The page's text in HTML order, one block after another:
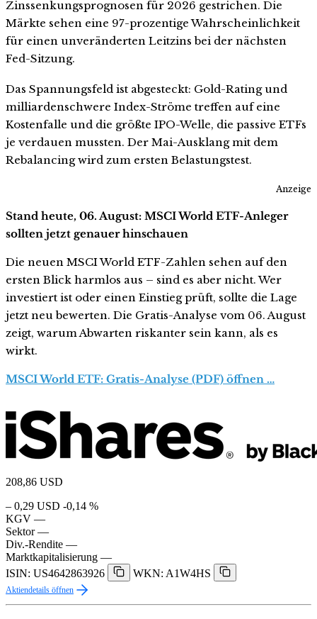
Zinssenkungsprognosen für 2026 gestrichen. Die
Märkte sehen eine 97-prozentige Wahrscheinlichkeit
für einen unveränderten Leitzins bei der nächsten
Fed-Sitzung.
Das Spannungsfeld ist abgesteckt: Gold-Rating und
milliardenschwere Index-Ströme treffen auf eine
Kostenfalle und die größte IPO-Welle, die passive ETFs
je verdauen mussten. Der Mai-Ausklang mit dem
Rebalancing wird zum ersten Belastungstest.
Anzeige
Stand heute, 06. August: MSCI World ETF-Anleger
sollten jetzt genauer hinschauen
Die neuen MSCI World ETF-Zahlen sehen auf den
ersten Blick harmlos aus – sind es aber nicht. Wer
investiert ist oder einen Einstieg prüft, sollte die Lage
jetzt neu bewerten. Die Gratis-Analyse vom 06. August
zeigt, warum Abwarten riskanter sein kann, als es
wirkt.
MSCI World ETF: Gratis-Analyse (PDF) öffnen …
208,86 USD
– 0,29 USD -0,14 %
KGV —
Sektor —
Div.-Rendite —
Marktkapitalisierung —
ISIN: US4642863926
WKN: A1W4HS
Aktiendetails öffnen